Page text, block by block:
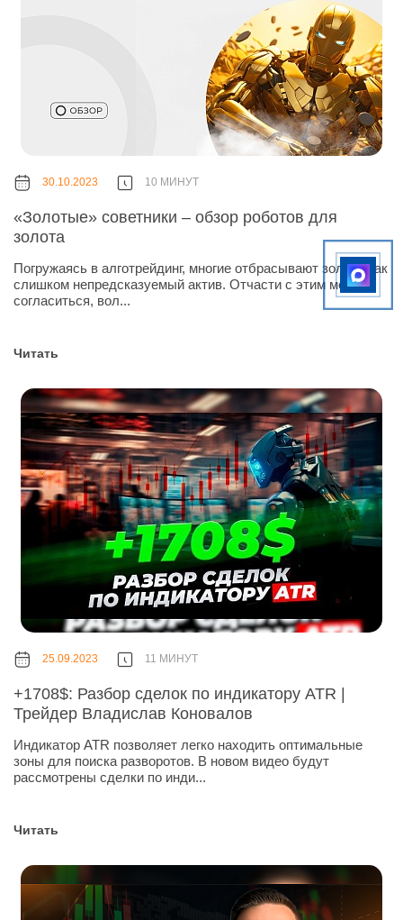
30.10.2023 10 МИНУТ
«Золотые» советники – обзор роботов для
золота
Погружаясь в алготрейдинг, многие отбрасывают золото как
слишком непредсказуемый актив. Отчасти с этим можно
согласиться, вол...
Читать
25.09.2023 11 МИНУТ
+1708$: Разбор сделок по индикатору ATR |
Трейдер Владислав Коновалов
Индикатор ATR позволяет легко находить оптимальные
зоны для поиска разворотов. В новом видео будут
рассмотрены сделки по инди...
Читать